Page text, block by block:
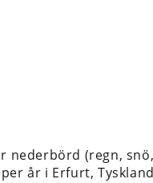
nederbörd (regn,
år i Erfurt,